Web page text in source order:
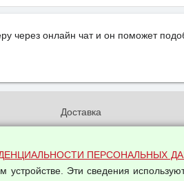
через онлайн чат и он поможет
Доставка
Оплата и возвраты
Арендодателям
ПЕРСОНАЛЬНЫХ
Эти сведения